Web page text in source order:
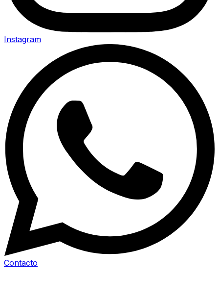
Instagram
Contacto